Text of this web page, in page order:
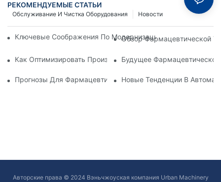
РЕКОМЕНДУЕМЫЕ СТАТЬИ
Новости
Обслуживание И Чистка Оборудования
Ключевые Соображения По Модернизации Механизма
Обзор Фармацевтической
Как Оптимизировать Производственные Процессы С
Будущее
Прогнозы Для Фармацевтической Упаковочной
Новые Тенденции В
Авторские права © 2024 Вэньчжоуская компания Urban Machinery